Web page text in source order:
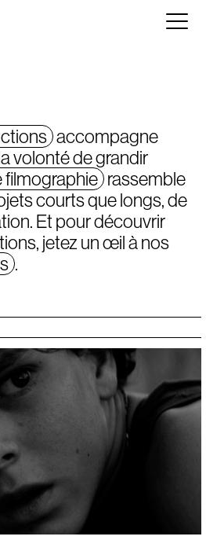
accompagne
volonté de grandir
filmographie rassemble
courts que longs, de
Et pour découvrir
jetez un œil à nos
.